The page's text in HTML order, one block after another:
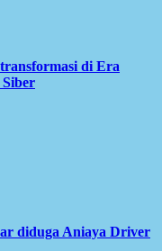
di Era
diduga Aniaya Driver